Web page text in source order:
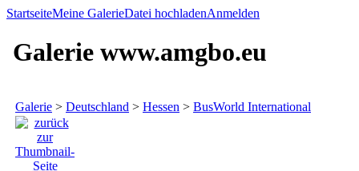
StartseiteMeine GalerieDatei hochladenAnmelden
Galerie www.amgbo.eu
Galerie > Deutschland > Hessen > BusWorld International